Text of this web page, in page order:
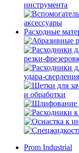
инструмента
аксессуары
Расходные
резки-
удара-сверления
и обработки
Prom Industrial